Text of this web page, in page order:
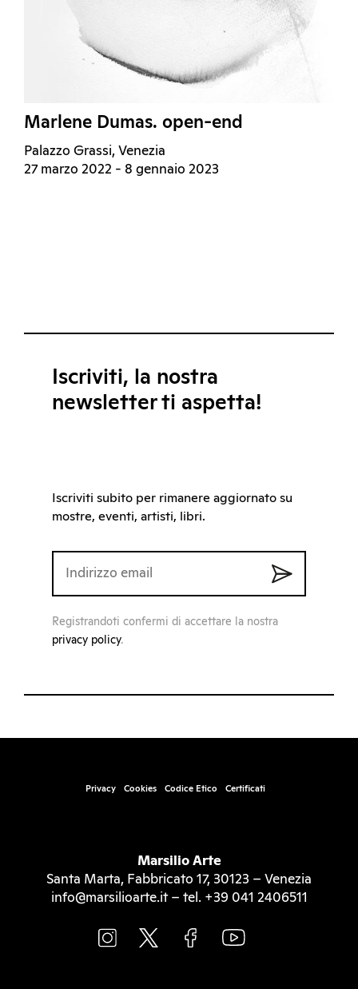
Marlene Dumas. open-end
Palazzo Grassi, Venezia
27 marzo 2022 - 8 gennaio 2023
Iscriviti, la nostra
newsletter ti aspetta!
Iscriviti subito per rimanere aggiornato su
mostre, eventi, artisti, libri.
Registrandoti confermi di accettare la nostra
privacy policy.
Privacy Cookies Codice Etico Certificati
Marsilio Arte
Santa Marta, Fabbricato 17, 30123 – Venezia
info@marsilioarte.it – tel. +39 041 2406511